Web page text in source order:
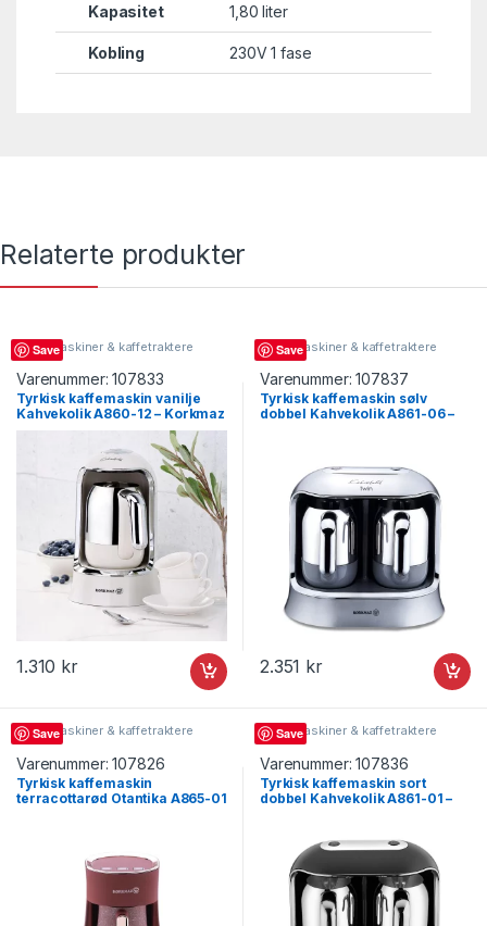
Kapasitet 1,80 liter
Kobling 230V 1 fase
Relaterte produkter
Save
Kaffemaskiner & kaffetraktere
Varenummer:107833
Tyrkisk kaffemaskin vanilje
Kahvekolik A860-12 – Korkmaz
1.310 kr
Save
Kaffemaskiner & kaffetraktere
Varenummer:107837
Tyrkisk kaffemaskin sølv
dobbel Kahvekolik A861-06 –
2.351 kr
Save
Kaffemaskiner & kaffetraktere
Varenummer:107826
Tyrkisk kaffemaskin
terracottarød Otantika A865-01
Save
Kaffemaskiner & kaffetraktere
Varenummer:107836
Tyrkisk kaffemaskin sort
dobbel Kahvekolik A861-01 –